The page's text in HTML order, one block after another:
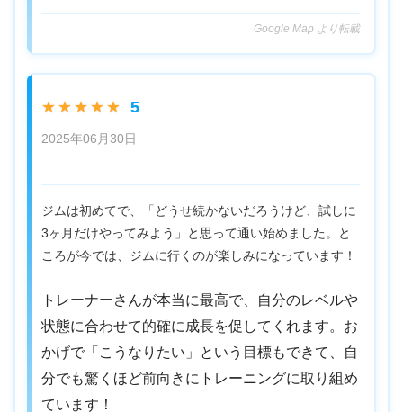
Google Map より転載
★★★★★ 5
2025年06月30日
ジムは初めてで、「どうせ続かないだろうけど、試しに
3ヶ月だけやってみよう」と思って通い始めました。と
ころが今では、ジムに行くのが楽しみになっています！
トレーナーさんが本当に最高で、自分のレベルや
状態に合わせて的確に成長を促してくれます。お
かげで「こうなりたい」という目標もできて、自
分でも驚くほど前向きにトレーニングに取り組め
ています！